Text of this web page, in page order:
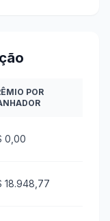
POR
0,00
18.948,77